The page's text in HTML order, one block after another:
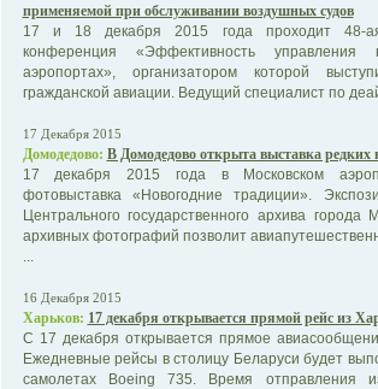
применяемой при обслуживании воздушных судов
17 и 18 декабря 2015 года проходит 48-ая
конференция «Эффективность
аэропортах», организатором которой
гражданской авиации. Ведущий специалист по
17 Декабря 2015
Домодедово: В Домодедово открыта выставка редких
17 декабря 2015 года в Московском
фотовыставка «Новогодние традиции».
Центрального государственного архива города
архивных фотографий позволит
16 Декабря 2015
Харьков: 17 декабря открывается прямой рейс из
С 17 декабря открывается прямое
Ежедневные рейсы в столицу Беларуси будет
самолетах Boeing 735. Время отправления